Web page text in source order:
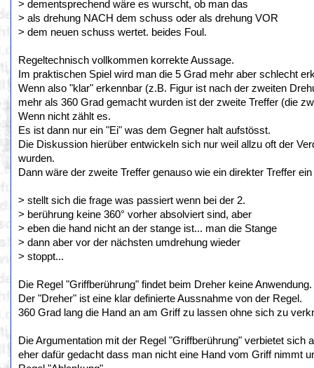
> dementsprechend wäre es wurscht, ob man das
> als drehung NACH dem schuss oder als drehung VOR
> dem neuen schuss wertet. beides Foul.
Regeltechnisch vollkommen korrekte Aussage.
Im praktischen Spiel wird man die 5 Grad mehr aber schlecht
Wenn also "klar" erkennbar (z.B. Figur ist nach der zweiten
mehr als 360 Grad gemacht wurden ist der zweite Treffer (die
Wenn nicht zählt es.
Es ist dann nur ein "Ei" was dem Gegner halt aufstösst.
Die Diskussion hierüber entwickeln sich nur weil allzu oft der
wurden.
Dann wäre der zweite Treffer genauso wie ein direkter Treffer ein
> stellt sich die frage was passiert wenn bei der 2.
> berührung keine 360° vorher absolviert sind, aber
> eben die hand nicht an der stange ist... man die Stange
> dann aber vor der nächsten umdrehung wieder
> stoppt...
Die Regel "Griffberührung" findet beim Dreher keine Anwendung.
Der "Dreher" ist eine klar definierte Aussnahme von der Regel.
360 Grad lang die Hand an am Griff zu lassen ohne sich zu
Die Argumentation mit der Regel "Griffberührung" verbietet
eher dafür gedacht dass man nicht eine Hand vom Griff nimmt